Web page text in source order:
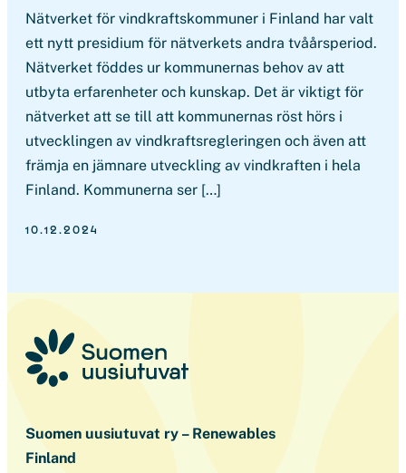
Nätverket för vindkraftskommuner i Finland har valt
ett nytt presidium för nätverkets andra tvåårsperiod.
Nätverket föddes ur kommunernas behov av att
utbyta erfarenheter och kunskap. Det är viktigt för
nätverket att se till att kommunernas röst hörs i
utvecklingen av vindkraftsregleringen och även att
främja en jämnare utveckling av vindkraften i hela
Finland. Kommunerna ser […]
10.12.2024
Suomen uusiutuvat ry – Renewables
Finland